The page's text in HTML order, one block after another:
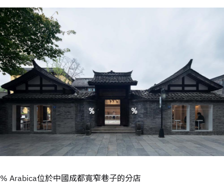
% Arabica位於中國成都寬窄巷子的分店